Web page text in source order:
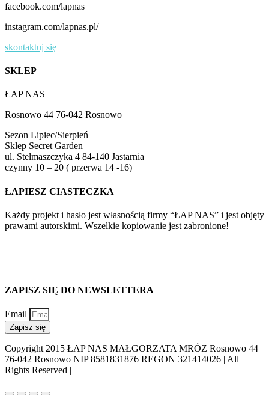
facebook.com/lapnas
instagram.com/lapnas.pl/
skontaktuj się
SKLEP
ŁAP NAS
Rosnowo 44 76-042 Rosnowo
Sezon Lipiec/Sierpień
Sklep Secret Garden
ul. Stelmaszczyka 4 84-140 Jastarnia
czynny 10 – 20 ( przerwa 14 -16)
ŁAPIESZ CIASTECZKA
Każdy projekt i hasło jest własnością firmy “ŁAP NAS” i jest objęty
prawami autorskimi. Wszelkie kopiowanie jest zabronione!
ZAPISZ SIĘ DO NEWSLETTERA
Email
Zapisz się
Copyright 2015 ŁAP NAS MAŁGORZATA MRÓZ Rosnowo 44
76-042 Rosnowo NIP 8581831876 REGON 321414026 | All
Rights Reserved |